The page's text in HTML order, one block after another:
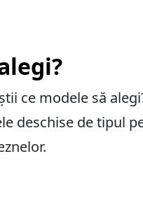
ce modele să
deschise de tipul